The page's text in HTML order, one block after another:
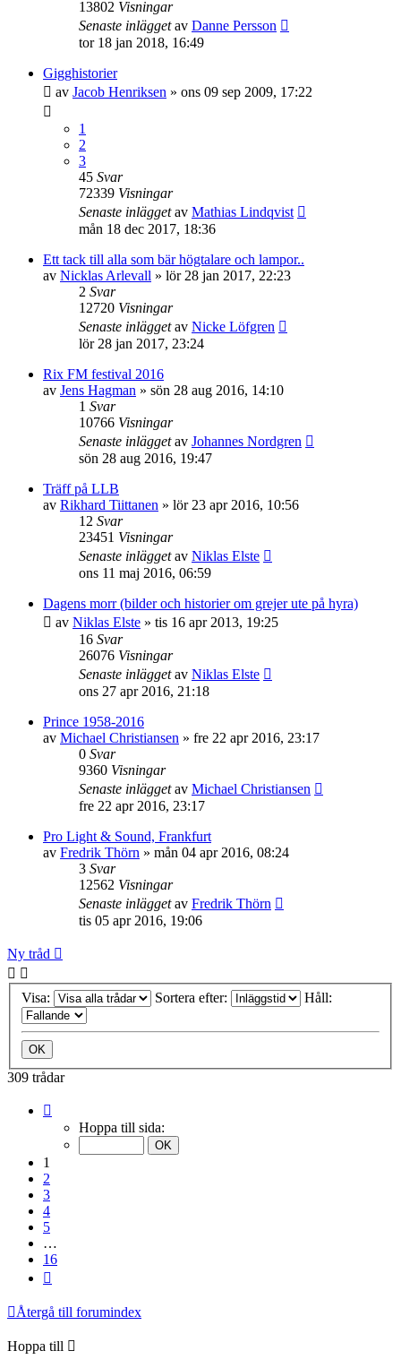
13802 Visningar
Senaste inläggetav Danne Persson
tor 18 jan 2018, 16:49
Gigghistorier
av Jacob Henriksen » ons 09 sep 2009, 17:22
1
2
3
45 Svar
72339 Visningar
Senaste inläggetav Mathias Lindqvist
mån 18 dec 2017, 18:36
Ett tack till alla som bär högtalare och lampor..
av Nicklas Arlevall » lör 28 jan 2017, 22:23
2 Svar
12720 Visningar
Senaste inläggetav Nicke Löfgren
lör 28 jan 2017, 23:24
Rix FM festival 2016
av Jens Hagman » sön 28 aug 2016, 14:10
1 Svar
10766 Visningar
Senaste inläggetav Johannes Nordgren
sön 28 aug 2016, 19:47
Träff på LLB
av Rikhard Tiittanen » lör 23 apr 2016, 10:56
12 Svar
23451 Visningar
Senaste inläggetav Niklas Elste
ons 11 maj 2016, 06:59
Dagens morr (bilder och historier om grejer ute på hyra)
av Niklas Elste » tis 16 apr 2013, 19:25
16 Svar
26076 Visningar
Senaste inläggetav Niklas Elste
ons 27 apr 2016, 21:18
Prince 1958-2016
av Michael Christiansen » fre 22 apr 2016, 23:17
0 Svar
9360 Visningar
Senaste inläggetav Michael Christiansen
fre 22 apr 2016, 23:17
Pro Light & Sound, Frankfurt
av Fredrik Thörn » mån 04 apr 2016, 08:24
3 Svar
12562 Visningar
Senaste inläggetav Fredrik Thörn
tis 05 apr 2016, 19:06
Ny tråd
Visa: Sortera efter: Håll:
309 trådar
Hoppa till sida:
1
2
3
4
5
…
16
Återgå till forumindex
Hoppa till